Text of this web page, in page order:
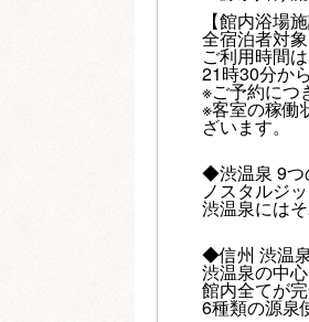
【館内浴場
全宿泊者対
ご利用時間
21時30分か
※ご予約につ
※客室の稼働
ざいます。
◆渋温泉 9つ
ノスタルジ
渋温泉には
◆信州 渋温
渋温泉の中
館内全てが
6種類の源泉